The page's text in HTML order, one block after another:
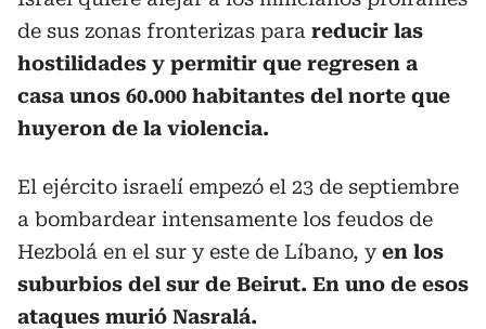
de sus zonas fronterizas para reducir las
hostilidades y permitir que regresen a
casa unos 60.000 habitantes del norte que
huyeron de la violencia.
El ejército israelí empezó el 23 de septiembre
a bombardear intensamente los feudos de
Hezbolá en el sur y este de Líbano, yen los
suburbios del sur de Beirut. En uno de esos
ataques murió Nasralá.